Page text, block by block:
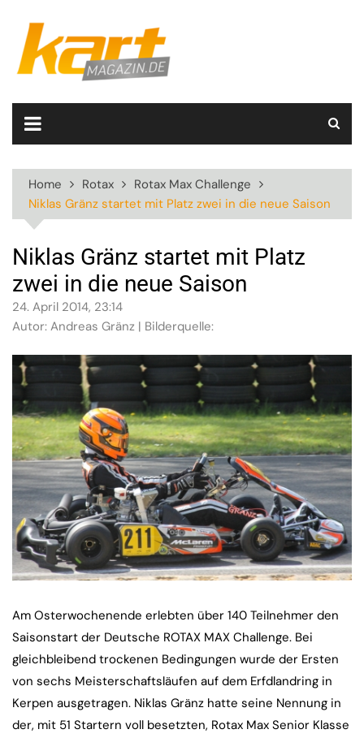
content
Home Rotax
Rotax Max Challenge
Niklas Gränz startet mit Platz zwei in die neue Saison
Niklas Gränz startet mit Platz
zwei in die neue Saison
24. April 2014, 23:14
Autor: Andreas Gränz | Bilderquelle:
Am Osterwochenende erlebten über 140 Teilnehmer den
Saisonstart der Deutsche ROTAX MAX Challenge. Bei
gleichbleibend trockenen Bedingungen wurde der Ersten
von sechs Meisterschaftsläufen auf dem Erfdlandring in
Kerpen ausgetragen. Niklas Gränz hatte seine Nennung in
der, mit 51 Startern voll besetzten, Rotax Max Senior Klasse